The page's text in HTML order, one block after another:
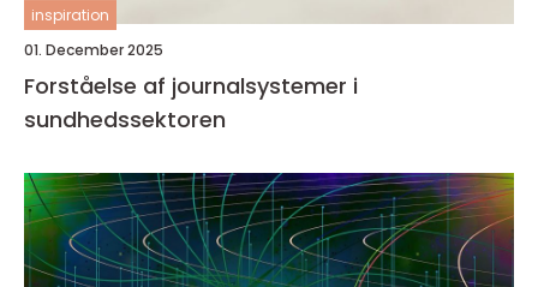
inspiration
01. December 2025
Forståelse af journalsystemer i
sundhedssektoren